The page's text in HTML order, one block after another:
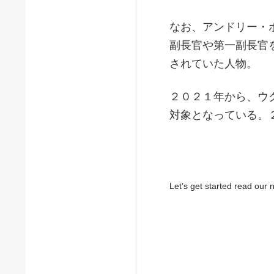
なお、アンドリー・
副長官や第一副長官
されていた人物。
２０２１年から、
対象となっている。
Let’s get started read our